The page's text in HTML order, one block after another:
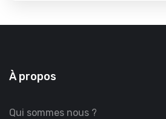
À propos
Qui sommes nous ?